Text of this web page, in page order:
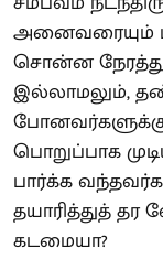
அனைவரையும்
சொன்ன
இல்லாமலும்,
பொறுப்பாக
பார்க்க
தயாரித்துத்
கடமையா?